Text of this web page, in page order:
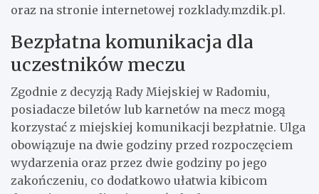
oraz na stronie internetowej rozklady.mzdik.pl.
Bezpłatna komunikacja dla
uczestników meczu
Zgodnie z decyzją Rady Miejskiej w Radomiu,
posiadacze biletów lub karnetów na mecz mogą
korzystać z miejskiej komunikacji bezpłatnie. Ulga
obowiązuje na dwie godziny przed rozpoczęciem
wydarzenia oraz przez dwie godziny po jego
zakończeniu, co dodatkowo ułatwia kibicom